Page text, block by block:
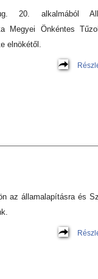
20. alkalmából
Megyei Önkéntes
elnökétől.
az államalapításra és